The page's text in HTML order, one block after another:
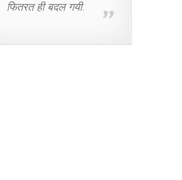
फितरत ही बदल गयी.